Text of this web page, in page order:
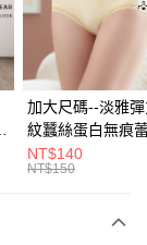
加大尺碼--淡雅
紋蠶絲蛋白無痕
角內褲(白.粉.藍.
3L)-L28眼圈熊中
NT$140
NT$150